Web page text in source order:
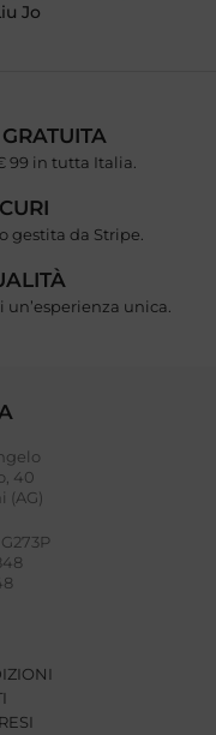
Jo
99 in tutta Italia.
gestita da Stripe.
unica.
40
(AG)